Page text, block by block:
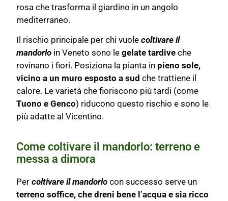
rosa che trasforma il giardino in un angolo
mediterraneo.
Il rischio principale per chi vuolecoltivare il
mandorlo in Veneto sono legelate tardive che
rovinano i fiori. Posiziona la pianta in pieno sole,
vicino a un muro esposto a sud che trattiene il
calore. Le varietà che fioriscono più tardi (come
Tuono e Genco) riducono questo rischio e sono le
più adatte al Vicentino.
Come coltivare il mandorlo: terreno e
messa a dimora
Percoltivare il mandorlo con successo serve un
terreno soffice, che dreni bene l’acqua e sia ricco